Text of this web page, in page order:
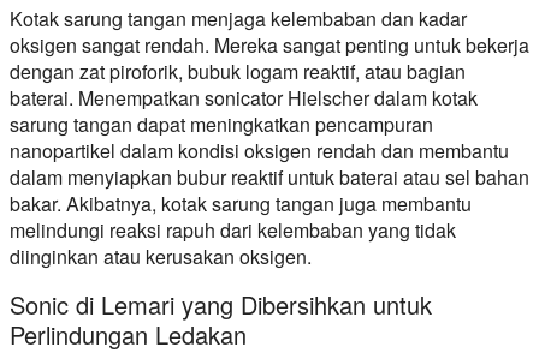
Kotak sarung tangan menjaga kelembaban dan kadar
oksigen sangat rendah. Mereka sangat penting untuk bekerja
dengan zat piroforik, bubuk logam reaktif, atau bagian
baterai. Menempatkan sonicator Hielscher dalam kotak
sarung tangan dapat meningkatkan pencampuran
nanopartikel dalam kondisi oksigen rendah dan membantu
dalam menyiapkan bubur reaktif untuk baterai atau sel bahan
bakar. Akibatnya, kotak sarung tangan juga membantu
melindungi reaksi rapuh dari kelembaban yang tidak
diinginkan atau kerusakan oksigen.
Sonic di Lemari yang Dibersihkan untuk
Perlindungan Ledakan